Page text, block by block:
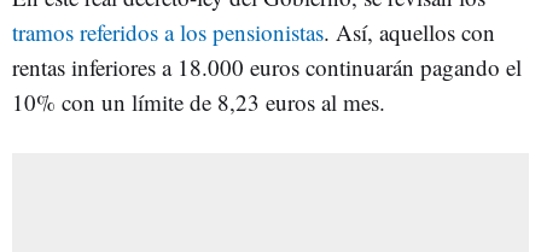
tramos referidos a los pensionistas. Así, aquellos con
rentas inferiores a 18.000 euros continuarán pagando el
10% con un límite de 8,23 euros al mes.